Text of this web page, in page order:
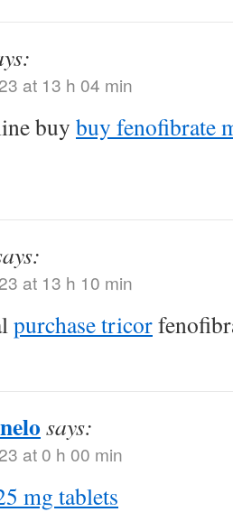
at 13 h 04 min
buy buy fenofibrate
at 13 h 10 min
purchase tricor
says:
at 0 h 00 min
mg tablets